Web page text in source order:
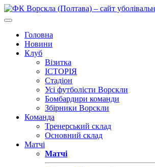
Головна
Новини
Клуб
Візитка
ІСТОРІЯ
Стадіон
Усі футболісти Ворскли
Бомбардири команди
Збірники Ворскли
Команда
Тренерський склад
Основний склад
Матчі
Матчі